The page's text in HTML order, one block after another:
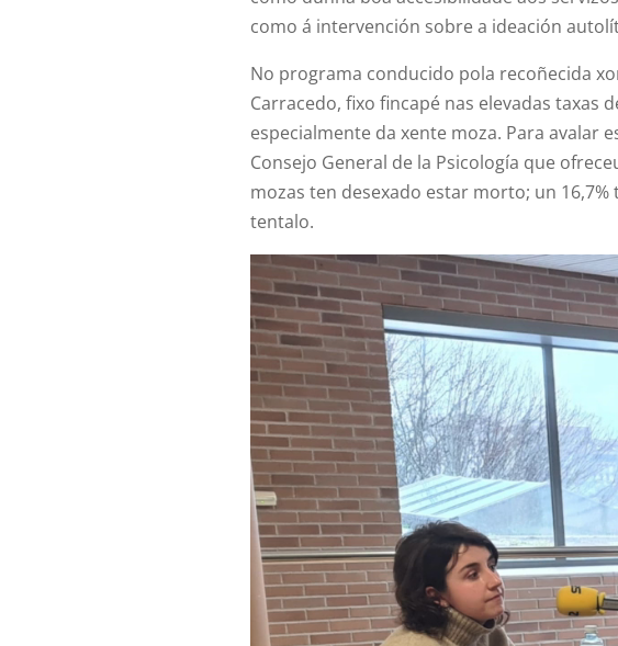
como á intervención sobre a ideación
No programa conducido pola recoñecida
Carracedo, fixo fincapé nas elevadas taxas
especialmente da xente moza. Para avalar
Consejo General de la Psicología que
mozas ten desexado estar morto; un
tentalo.
Reproductor
de
vídeo